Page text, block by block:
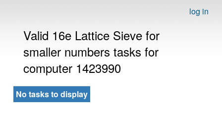
log in
Valid 16e Lattice Sieve for
smaller numbers tasks for
computer 1423990
No tasks to display